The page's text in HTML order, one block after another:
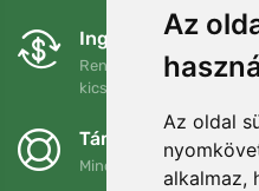
Az
Az oldal
alkalmaz,
Ingyenes csere és
Rendelését 90 napon
kicserélheti.
Támogatjuk a
Minden megrendelésért